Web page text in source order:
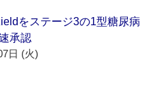
をステージ3の1型糖尿病
承認
日 (火)